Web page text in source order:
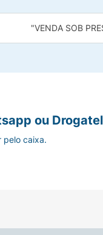
"VENDA SOB
ou Drogatel
pelo caixa.